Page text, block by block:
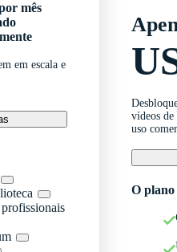
mês
em escala e
vídeos
uso
O